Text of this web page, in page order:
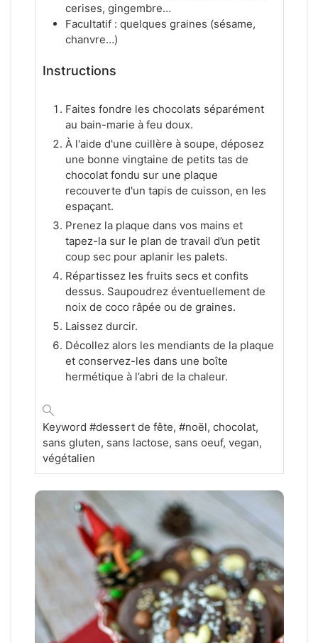
cerises, gingembre…
Facultatif : quelques graines (sésame,
chanvre…)
Instructions
Faites fondre les chocolats séparément
au bain-marie à feu doux.
À l'aide d'une cuillère à soupe, déposez
une bonne vingtaine de petits tas de
chocolat fondu sur une plaque
recouverte d'un tapis de cuisson, en les
espaçant.
Prenez la plaque dans vos mains et
tapez-la sur le plan de travail d’un petit
coup sec pour aplanir les palets.
Répartissez les fruits secs et confits
dessus. Saupoudrez éventuellement de
noix de coco râpée ou de graines.
Laissez durcir.
Décollez alors les mendiants de la plaque
et conservez-les dans une boîte
hermétique à l’abri de la chaleur.
Keyword #dessert de fête, #noël, chocolat,
sans gluten, sans lactose, sans oeuf, vegan,
végétalien